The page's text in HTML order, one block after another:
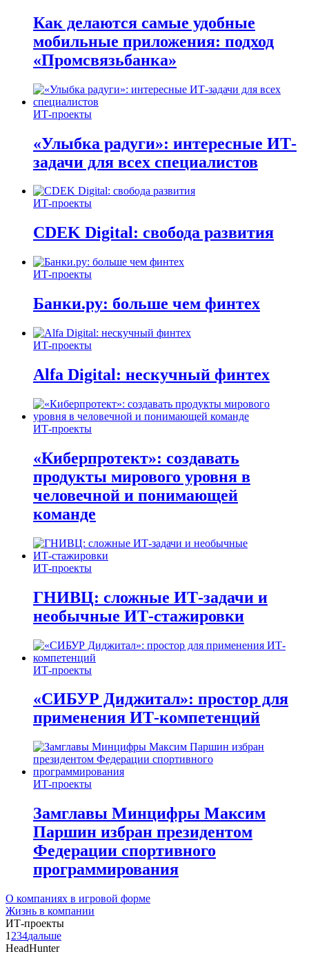
Как делаются самые удобные
мобильные приложения: подход
«Промсвязьбанка»
ИТ-проекты
«Улыбка радуги»: интересные ИТ-
задачи для всех специалистов
ИТ-проекты
CDEK Digital: свобода развития
ИТ-проекты
Банки.ру: больше чем финтех
ИТ-проекты
Alfa Digital: нескучный финтех
ИТ-проекты
«Киберпротект»: создавать
продукты мирового уровня в
человечной и понимающей
команде
ИТ-проекты
ГНИВЦ: сложные ИТ‑задачи и
необычные ИТ‑стажировки
ИТ-проекты
«СИБУР Диджитал»: простор для
применения ИТ-компетенций
ИТ-проекты
Замглавы Минцифры Максим
Паршин избран президентом
Федерации спортивного
программирования
О компаниях в игровой форме
Жизнь в компании
ИТ-проекты
1 234дальше
HeadHunter